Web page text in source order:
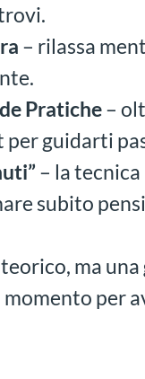
– rilassa
Pratiche–
guidarti
– la
subito
ma una
per